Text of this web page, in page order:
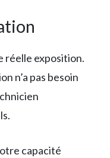
réelle exposition.
n’a pas besoin
capacité